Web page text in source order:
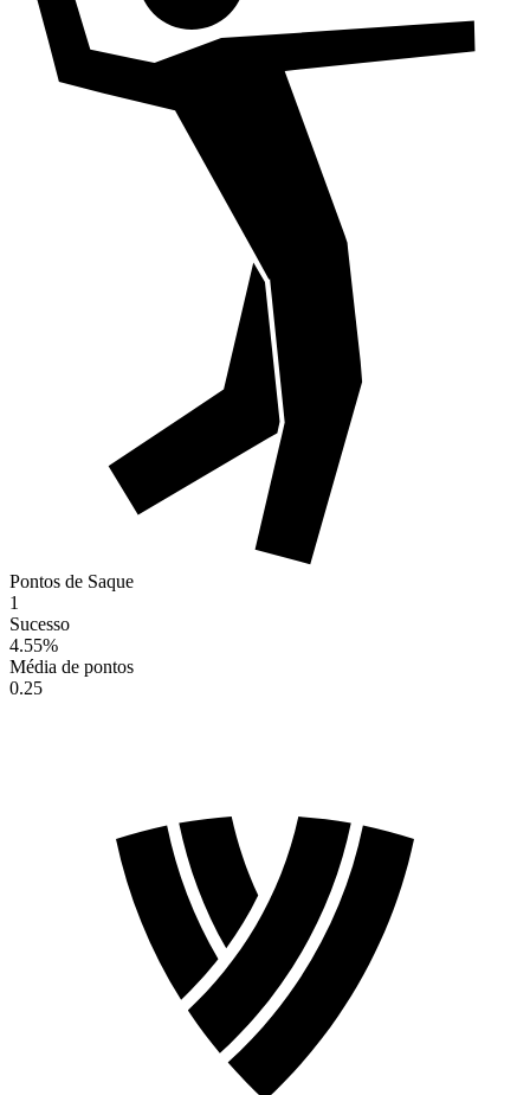
Pontos de Saque
1
Sucesso
4.55%
Média de pontos
0.25